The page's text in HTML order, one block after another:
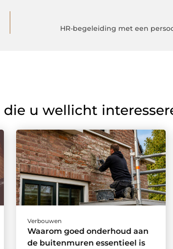
HR-begeleiding met een
die u wellicht
Verbouwen
Waarom goed onderhoud aan
de buitenmuren essentieel is